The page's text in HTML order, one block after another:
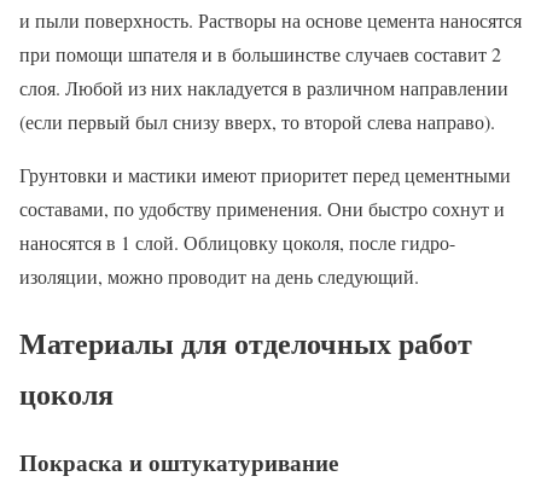
и пыли поверхность. Растворы на основе цемента наносятся
при помощи шпателя и в большинстве случаев составит 2
слоя. Любой из них накладуется в различном направлении
(если первый был снизу вверх, то второй слева направо).
Грунтовки и мастики имеют приоритет перед цементными
составами, по удобству применения. Они быстро сохнут и
наносятся в 1 слой. Облицовку цоколя, после гидро-
изоляции, можно проводит на день следующий.
Материалы для отделочных работ
цоколя
Покраска и оштукатуривание